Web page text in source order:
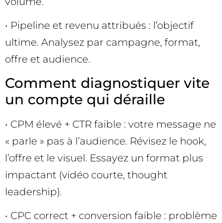
• Pipeline et revenu attribués : l’objectif
ultime. Analysez par campagne, format,
offre et audience.
Comment diagnostiquer vite
un compte qui déraille
• CPM élevé + CTR faible : votre message ne
« parle » pas à l’audience. Révisez le hook,
l’offre et le visuel. Essayez un format plus
impactant (vidéo courte, thought
leadership).
• CPC correct + conversion faible : problème